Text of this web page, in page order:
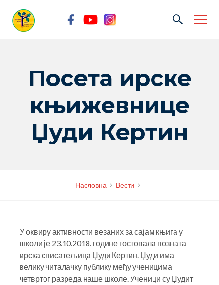
content
Посета ирске
књижевнице
Џуди Кертин
Насловна Вести
У оквиру активности везаних за сајам књига у
школи је 23.10.2018. године гостовала позната
ирска списатељица Џуди Кертин. Џуди има
велику читалачку публику међу ученицима
четвртог разреда наше школе. Ученици су Џудит